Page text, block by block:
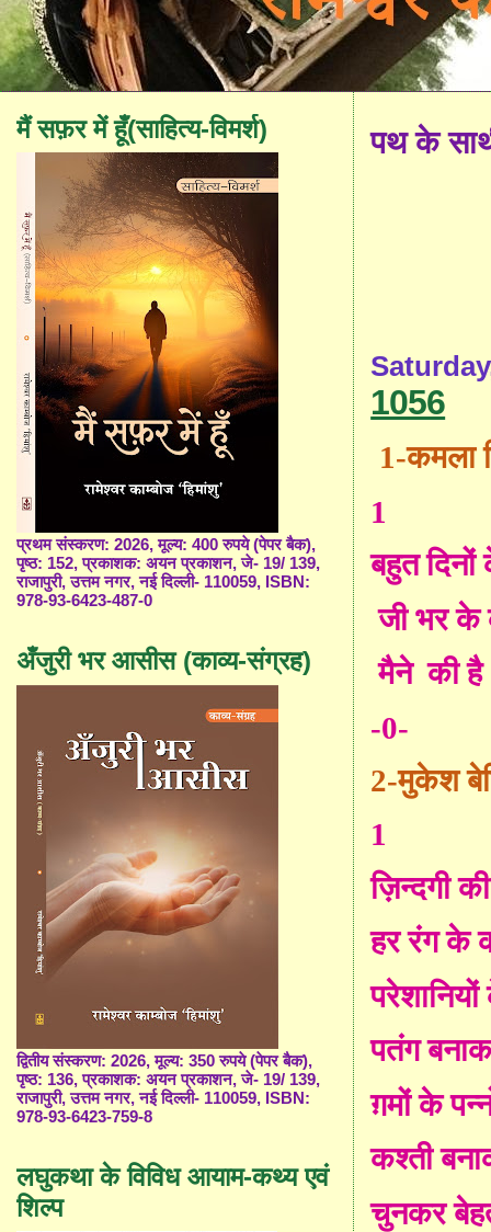
पथ के
1056
1-कमला
1
बहुत दिनों
जी भर
मैने की है
-0-
2-मुकेश
1
ज़िन्दगी
हर रंग के
पतंग
ग़मों के
कश्ती
चुनकर
मैं सफ़र में हूँ(साहित्य-विमर्श)
प्रथम संस्करण: 2026, मूल्य: 400 रुपये (पेपर बैक),
पृष्ठ: 152, प्रकाशक: अयन प्रकाशन, जे- 19/ 139,
राजापुरी, उत्तम नगर, नई दिल्ली- 110059, ISBN:
978-93-6423-487-0
अँजुरी भर आसीस (काव्य-संग्रह)
द्वितीय संस्करण: 2026, मूल्य: 350 रुपये (पेपर बैक),
पृष्ठ: 136, प्रकाशक: अयन प्रकाशन, जे- 19/ 139,
राजापुरी, उत्तम नगर, नई दिल्ली- 110059, ISBN:
978-93-6423-759-8
लघुकथा के विविध आयाम-कथ्य एवं
शिल्प